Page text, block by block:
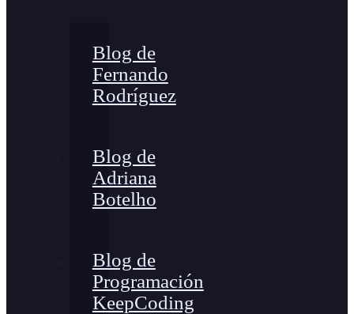
Blog de
Fernando
Rodríguez
Blog de
Adriana
Botelho
Blog de
Programación
KeepCoding